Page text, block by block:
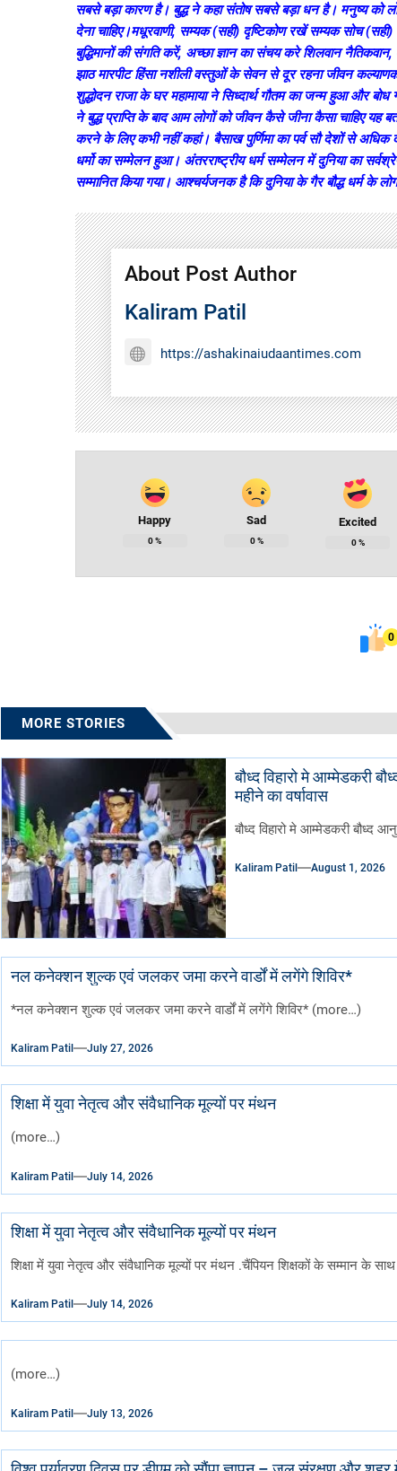
सबसे बड़ा कारण है। बुद्ध ने कहा संतोष सबसे बड़ा धन है। मनुष्य को
देना चाहिए।मधूरवाणी, सम्यक (सही) दृष्टिकोण रखें सम्यक सोच (सही)
बुद्धिमानों की संगति करें, अच्छा ज्ञान का संचय करे शिलवान
झाठ मारपीट हिंसा नशीली वस्तुओं के सेवन से दूर रहना जीवन
शुद्धोदन राजा के घर महामाया ने सिध्दार्थ गौतम का जन्म हुआ और
ने बुद्ध प्राप्ति के बाद आम लोगों को जीवन कैसे जीना कैसा चाहिए यह
करने के लिए कभी नहीं कहां। बैसाख पुर्णिमा का पर्व सौ देशों से
धर्मो का सम्मेलन हुआ। अंतरराष्ट्रीय धर्म सम्मेलन में दुनिया का
सम्मानित किया गया। आश्चर्यजनक है कि दुनिया के गैर बौद्ध धर्म के
About Post Author
Kaliram Patil
https://ashakinaiudaantimes.com
Happy
0%
Sad
0%
Excited
0%
0
MORE STORIES
बौध्द विहारो मे आम्मेडकरी
महीने का वर्षावास
बौध्द विहारो मे आम्मेडकरी बौध्द
Kaliram Patil August 1, 2026
नल कनेक्शन शुल्क एवं जलकर जमा करने वार्डों में लगेंगे शिविर*
*नल कनेक्शन शुल्क एवं जलकर जमा करने वार्डों में लगेंगे शिविर* (more…)
Kaliram Patil July 27, 2026
शिक्षा में युवा नेतृत्व और संवैधानिक मूल्यों पर मंथन
(more…)
Kaliram Patil July 14, 2026
शिक्षा में युवा नेतृत्व और संवैधानिक मूल्यों पर मंथन
शिक्षा में युवा नेतृत्व और संवैधानिक मूल्यों पर मंथन .चैंपियन शिक्षकों के सम्मान के
Kaliram Patil July 14, 2026
(more…)
Kaliram Patil July 13, 2026